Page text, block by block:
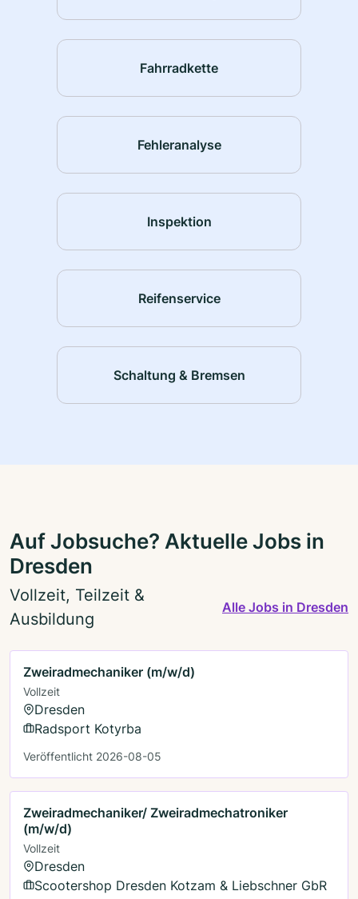
Fahrradkette
Fehleranalyse
Inspektion
Reifenservice
Schaltung & Bremsen
Auf Jobsuche? Aktuelle Jobs in
Dresden
Vollzeit, Teilzeit &
Ausbildung
Alle Jobs in Dresden
Zweiradmechaniker (m/w/d)
Vollzeit
Dresden
Radsport Kotyrba
Veröffentlicht 2026-08-05
Zweiradmechaniker/ Zweiradmechatroniker
(m/w/d)
Vollzeit
Dresden
Scootershop Dresden Kotzam & Liebschner GbR